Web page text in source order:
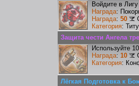
Войдите в
Награда:
Награда: 50
Категория:
Защита чести Ангела
Используйте
Награда: 10
Категория:
Лёгкая Подготовка к